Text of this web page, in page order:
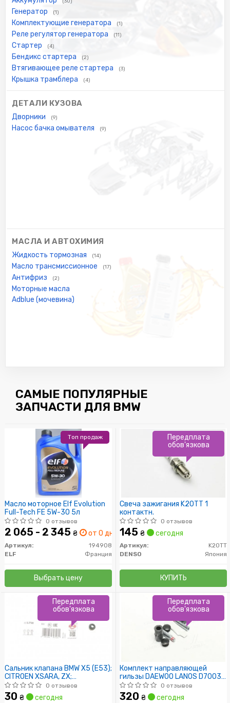
Генератор (1)
Комплектующие генератора (1)
Реле регулятор генератора (11)
Стартер (4)
Бендикс стартера (2)
Втягивающее реле стартера (3)
Крышка трамблера (4)
ДЕТАЛИ КУЗОВА
Дворники (9)
Насос бачка омывателя (9)
МАСЛА И АВТОХИМИЯ
Жидкость тормозная (14)
Масло трансмиссионное (17)
Антифриз (2)
Моторные масла
Adblue (мочевина)
САМЫЕ ПОПУЛЯРНЫЕ
ЗАПЧАСТИ ДЛЯ BMW
Масло моторное Elf Evolution
Full-Tech FE 5W-30 5л
0 отзывов
2 065 - 2 345 ₴ от 0 дн.
Артикул:
194908
ELF
Франция
Выбрать цену
Топ продаж
Свеча зажигания K20TT 1
контактн.
0 отзывов
145 ₴ сегодня
Артикул:
K20TT
DENSO
Япония
КУПИТЬ
Передплата
обов'язкова
Сальник клапана BMW X5 (E53);
CITROEN XSARA, ZX;
CHEVROLET LACETTI
0 отзывов
30 ₴ сегодня
Передплата
обов'язкова
Комплект направляющей
гильзы DAEWOO LANOS D7003C
(пр-во ERT)
0 отзывов
320 ₴ сегодня
Передплата
обов'язкова